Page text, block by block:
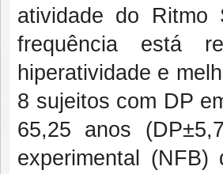
atividade do
frequência está
hiperatividade e
8 sujeitos com DP
65,25 anos
experimental